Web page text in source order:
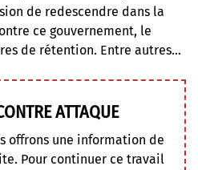
de redescendre dans la
ce gouvernement, le
de rétention. Entre autres…
ATTAQUE
offrons une information de
Pour continuer ce travail